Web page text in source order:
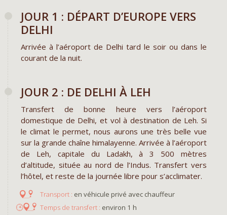
JOUR 1 : DÉPART D’EUROPE VERS
DELHI
Arrivée à l’aéroport de Delhi tard le soir ou dans le
courant de la nuit.
JOUR 2 : DE DELHI À LEH
Transfert de bonne heure vers l’aéroport
domestique de Delhi, et vol à destination de Leh. Si
le climat le permet, nous aurons une très belle vue
sur la grande chaîne himalayenne. Arrivée à l’aéroport
de Leh, capitale du Ladakh, à 3 500 mètres
d’altitude, située au nord de l’Indus. Transfert vers
l’hôtel, et reste de la journée libre pour s’acclimater.
en véhicule privé avec chauffeur
environ 1 h